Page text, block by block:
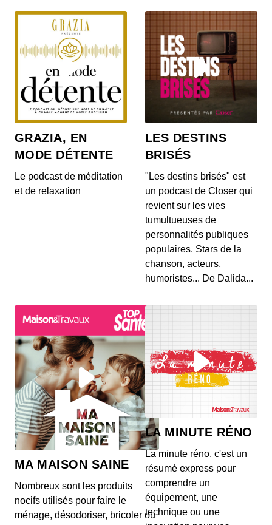
GRAZIA, EN
MODE DÉTENTE
Le podcast de méditation
et de relaxation
LES DESTINS
BRISÉS
"Les destins brisés" est
un podcast de Closer qui
revient sur les vies
tumultueuses de
personnalités publiques
populaires. Stars de la
chanson, acteurs,
humoristes... De Dalida...
MA MAISON SAINE
Nombreux sont les produits
nocifs utilisés pour faire le
ménage, désodoriser, bricoler ou
LA MINUTE RÉNO
La minute réno, c'est un
résumé express pour
comprendre un
équipement, une
technique ou une